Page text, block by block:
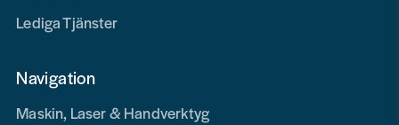
Lediga Tjänster
Navigation
Maskin, Laser & Handverktyg